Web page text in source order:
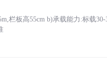
栏板高55cm b)承载能力:标载